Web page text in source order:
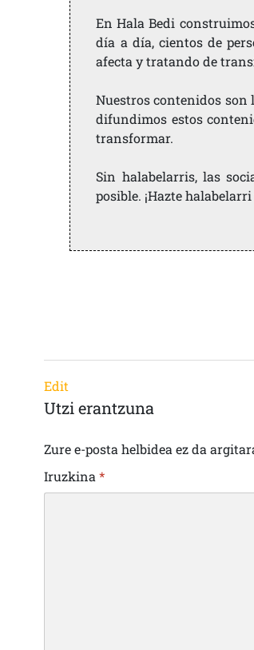
En Hala Bedi
día a día, cientos de
afecta y tratando de
Nuestros contenidos son
difundimos estos
transformar.
Sin halabelarris, las
posible. ¡Hazte
Edit
Utzi erantzuna
Zure e-posta helbidea ez da
Iruzkina*